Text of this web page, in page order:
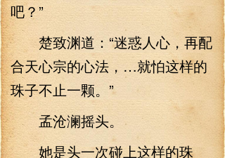
吧？”
楚致渊道：“迷惑人心，再配
合天心宗的心法，…就怕这样的
珠子不止一颗。”
孟沧澜摇头。
她是头一次碰上这样的珠